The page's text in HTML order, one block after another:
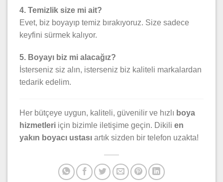
4. Temizlik size mi ait?
Evet, biz boyayıp temiz bırakıyoruz. Size sadece
keyfini sürmek kalıyor.
5. Boyayı biz mi alacağız?
İsterseniz siz alın, isterseniz biz kaliteli markalardan
tedarik edelim.
Her bütçeye uygun, kaliteli, güvenilir ve hızlı boya
hizmetleri için bizimle iletişime geçin. Dikili en
yakın boyacı ustası artık sizden bir telefon uzakta!